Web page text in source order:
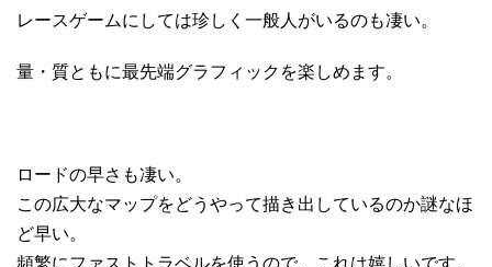
レースゲームにしては珍しく一般人がいるのも凄い。
量・質ともに最先端グラフィックを楽しめます。
ロードの早さも凄い。
この広大なマップをどうやって描き出しているのか謎なほ
ど早い。
頻繁にファストトラベルを使うので、これは嬉しいです。